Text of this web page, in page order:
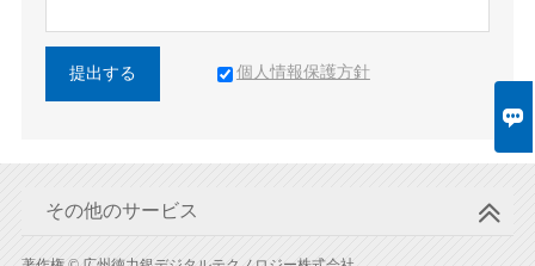

提出する 個人情報保護方針
その他のサービス